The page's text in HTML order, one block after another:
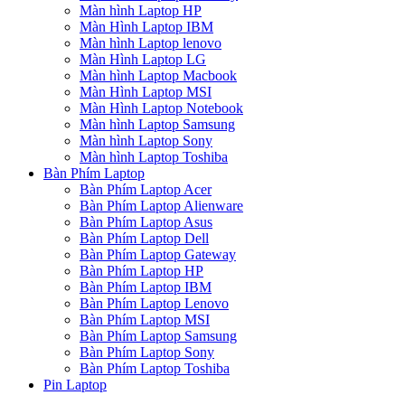
Màn hình Laptop HP
Màn Hình Laptop IBM
Màn hình Laptop lenovo
Màn Hình Laptop LG
Màn hình Laptop Macbook
Màn Hình Laptop MSI
Màn Hình Laptop Notebook
Màn hình Laptop Samsung
Màn hình Laptop Sony
Màn hình Laptop Toshiba
Bàn Phím Laptop
Bàn Phím Laptop Acer
Bàn Phím Laptop Alienware
Bàn Phím Laptop Asus
Bàn Phím Laptop Dell
Bàn Phím Laptop Gateway
Bàn Phím Laptop HP
Bàn Phím Laptop IBM
Bàn Phím Laptop Lenovo
Bàn Phím Laptop MSI
Bàn Phím Laptop Samsung
Bàn Phím Laptop Sony
Bàn Phím Laptop Toshiba
Pin Laptop